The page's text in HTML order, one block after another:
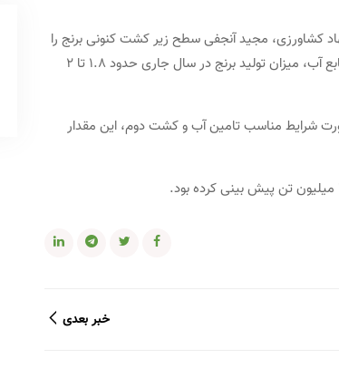
کشاورزی، مجید آنجفی سطح زیر کشت کنونی برنج را
حدود ۶۷۰ هزار هکتار اعلام و اظهار کرد: با توجه به محدودیت شدید منابع آب، میزان تولید برنج در سال جاری حدود ۱.۸ تا ۲
شرایط مناسب تامین آب و کشت دوم، این مقدار
خبر بعدی